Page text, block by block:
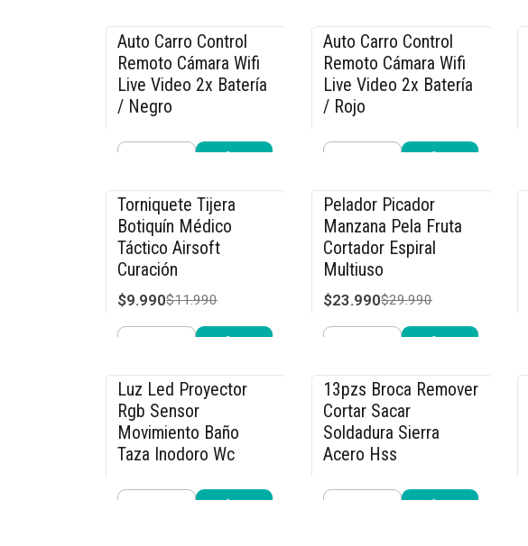
-36% OFF
Auto Carro Control
Remoto Cámara Wifi
Live Video 2x Batería
/ Negro
$31.990
-36% OFF
Auto Carro Control
Remoto Cámara Wifi
Live Video 2x Batería
/ Rojo
$31.990
-17% OFF
Torniquete Tijera
Botiquín Médico
Táctico Airsoft
Curación
$9.990$11.990
-20% OFF
Pelador Picador
Manzana Pela Fruta
Cortador Espiral
Multiuso
$23.990$29.990
-8% OFF
Luz Led Proyector
Rgb Sensor
Movimiento Baño
Taza Inodoro Wc
$11.890
-15% OFF
13pzs Broca Remover
Cortar Sacar
Soldadura Sierra
Acero Hss
$13.590